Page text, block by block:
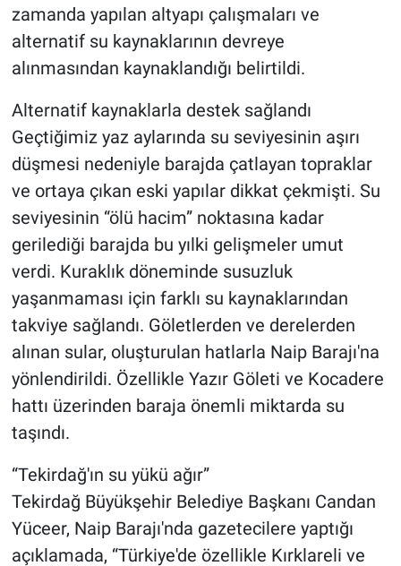
zamanda yapılan altyapı çalışmaları ve
alternatif su kaynaklarının devreye
alınmasından kaynaklandığı belirtildi.
Alternatif kaynaklarla destek sağlandı
Geçtiğimiz yaz aylarında su seviyesinin aşırı
düşmesi nedeniyle barajda çatlayan topraklar
ve ortaya çıkan eski yapılar dikkat çekmişti. Su
seviyesinin “ölü hacim” noktasına kadar
gerilediği barajda bu yılki gelişmeler umut
verdi. Kuraklık döneminde susuzluk
yaşanmaması için farklı su kaynaklarından
takviye sağlandı. Göletlerden ve derelerden
alınan sular, oluşturulan hatlarla Naip Barajı'na
yönlendirildi. Özellikle Yazır Göleti ve Kocadere
hattı üzerinden baraja önemli miktarda su
taşındı.
“Tekirdağ'ın su yükü ağır”
Tekirdağ Büyükşehir Belediye Başkanı Candan
Yüceer, Naip Barajı'nda gazetecilere yaptığı
açıklamada, “Türkiye'de özellikle Kırklareli ve